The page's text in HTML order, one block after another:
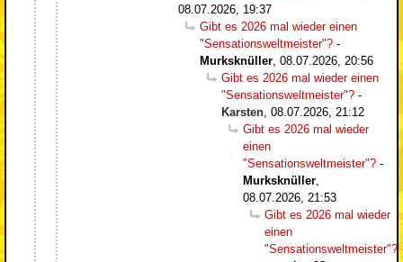
08.07.2026, 19:37
Gibt es 2026 mal wieder einen
"Sensationsweltmeister"? -
Murksknüller 08.07.2026, 20:56
Gibt es 2026 mal wieder einen
"Sensationsweltmeister"? -
Karsten 08.07.2026, 21:12
Gibt es 2026 mal wieder
einen
"Sensationsweltmeister"? -
Murksknüller
08.07.2026, 21:53
Gibt es 2026 mal wieder
einen
"Sensationsweltmeister"?